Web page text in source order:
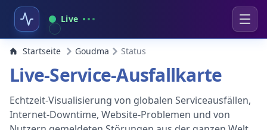
Live
Startseite Goudma Status
Live-Service-Ausfallkarte
Echtzeit-Visualisierung von globalen Serviceausfällen,
Internet-Downtime, Website-Problemen und von